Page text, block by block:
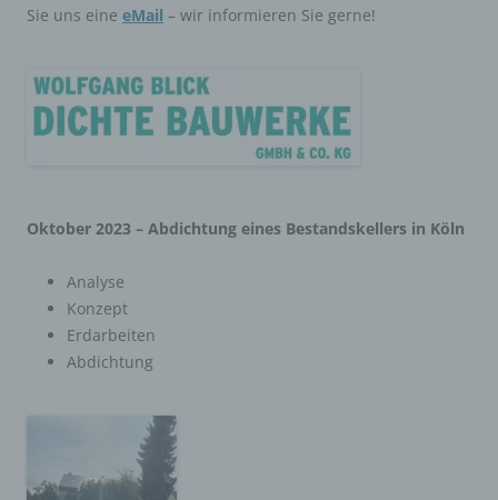
Sie uns eine eMail – wir informieren Sie gerne!
Oktober 2023 – Abdichtung eines Bestandskellers in Köln
Analyse
Konzept
Erdarbeiten
Abdichtung